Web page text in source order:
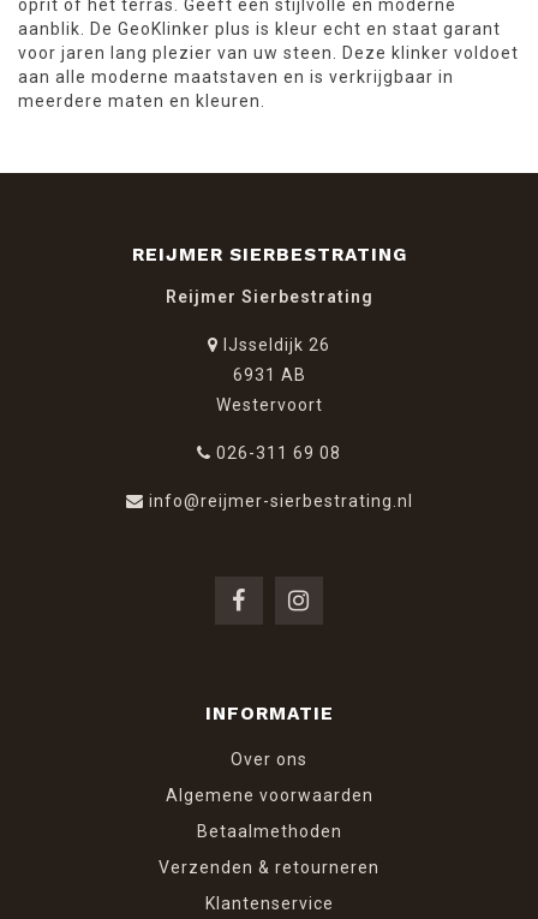
oprit of het terras. Geeft een stijlvolle en moderne
aanblik. De GeoKlinker plus is kleur echt en staat garant
voor jaren lang plezier van uw steen. Deze klinker voldoet
aan alle moderne maatstaven en is verkrijgbaar in
meerdere maten en kleuren.
REIJMER SIERBESTRATING
Reijmer Sierbestrating
IJsseldijk 26
6931 AB
Westervoort
026-311 69 08
info@reijmer-sierbestrating.nl
INFORMATIE
Over ons
Algemene voorwaarden
Betaalmethoden
Verzenden & retourneren
Klantenservice